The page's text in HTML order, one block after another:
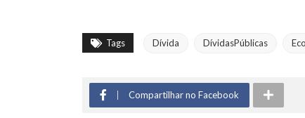
Tags Dívida DívidasPúblicas
Compartilhar no Facebook